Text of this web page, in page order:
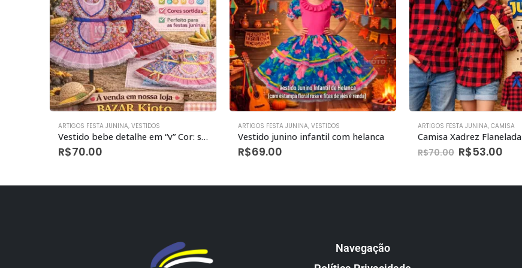
ARTIGOS FESTA JUNINA, VESTIDOS
Vestido bebe detalhe em “v” Cor: sortidos peça
R$70.00
ARTIGOS FESTA JUNINA, VESTIDOS
Vestido junino infantil com helanca
R$69.00
ARTIGOS FESTA JUNINA, CAMISA
Camisa Xadrez Flanelada
R$70.00 R$53.00
Navegação